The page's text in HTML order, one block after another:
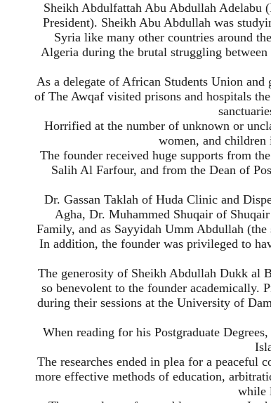
Sheikh Abdulfattah Abu Abdullah
President). Sheikh Abu Abdullah was
Syria like many other countries around
Algeria during the brutal struggling
As a delegate of African Students Union
of The Awqaf visited prisons and hospitals
Horrified at the number of unknown or
women, and
The founder received huge supports from
Salih Al Farfour, and from the Dean of
Dr. Gassan Taklah of Huda Clinic and
Agha, Dr. Muhammed Shuqair of
Family, and as Sayyidah Umm Abdullah
In addition, the founder was privileged to
The generosity of Sheikh Abdullah Dukk al
so benevolent to the founder academically.
during their sessions at the University of
When reading for his Postgraduate
The researches ended in plea for a peaceful
more effective methods of education,
while